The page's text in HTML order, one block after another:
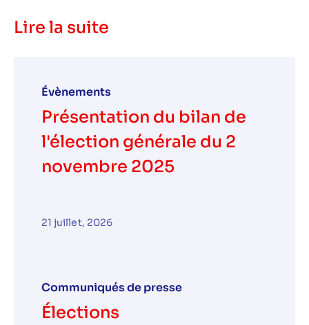
Lire la suite
Évènements
Présentation du bilan de
l'élection générale du 2
novembre 2025
21 juillet, 2026
Communiqués de presse
Élections